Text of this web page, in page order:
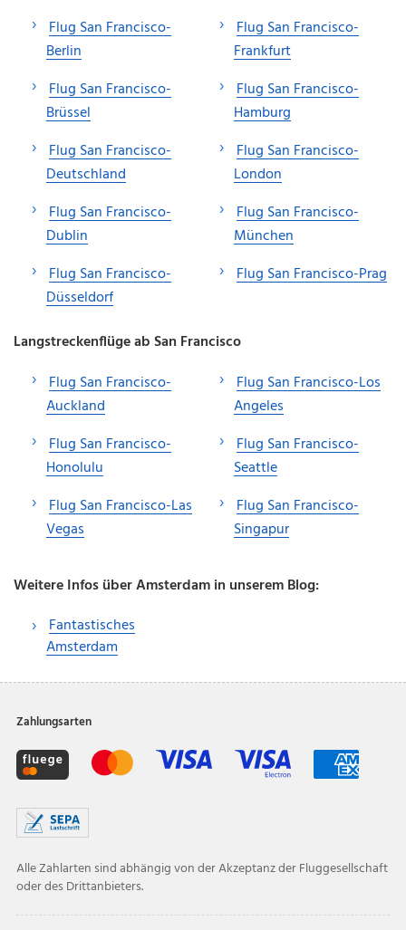
Flug San Francisco-
Berlin
Flug San Francisco-
Brüssel
Flug San Francisco-
Deutschland
Flug San Francisco-
Dublin
Flug San Francisco-
Düsseldorf
Flug San Francisco-
Frankfurt
Flug San Francisco-
Hamburg
Flug San Francisco-
London
Flug San Francisco-
München
Flug San Francisco-Prag
Langstreckenflüge ab San Francisco
Flug San Francisco-
Auckland
Flug San Francisco-
Honolulu
Flug San Francisco-Las
Vegas
Flug San Francisco-Los
Angeles
Flug San Francisco-
Seattle
Flug San Francisco-
Singapur
Weitere Infos über Amsterdam in unserem Blog:
Fantastisches
Amsterdam